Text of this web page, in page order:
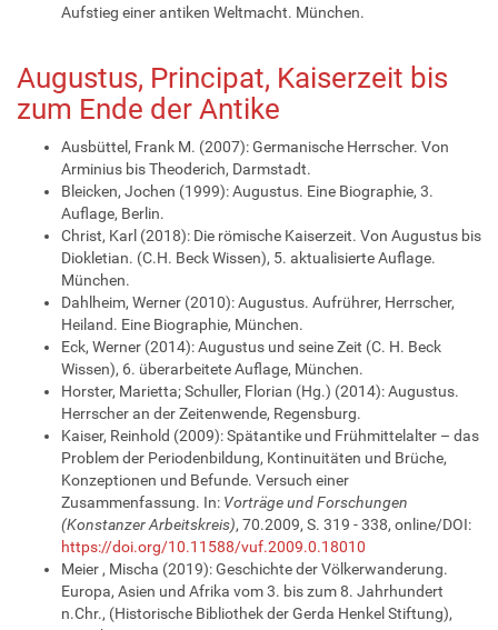
Aufstieg einer antiken Weltmacht. München.
Augustus, Principat, Kaiserzeit bis
zum Ende der Antike
Ausbüttel, Frank M. (2007): Germanische Herrscher. Von
Arminius bis Theoderich, Darmstadt.
Bleicken, Jochen (1999): Augustus. Eine Biographie, 3.
Auflage, Berlin.
Christ, Karl (2018): Die römische Kaiserzeit. Von Augustus bis
Diokletian. (C.H. Beck Wissen), 5. aktualisierte Auflage.
München.
Dahlheim, Werner (2010): Augustus. Aufrührer, Herrscher,
Heiland. Eine Biographie, München.
Eck, Werner (2014): Augustus und seine Zeit (C. H. Beck
Wissen), 6. überarbeitete Auflage, München.
Horster, Marietta; Schuller, Florian (Hg.) (2014): Augustus.
Herrscher an der Zeitenwende, Regensburg.
Kaiser, Reinhold (2009): Spätantike und Frühmittelalter – das
Problem der Periodenbildung, Kontinuitäten und Brüche,
Konzeptionen und Befunde. Versuch einer
Zusammenfassung. In: Vorträge und Forschungen
(Konstanzer Arbeitskreis), 70.2009, S. 319 - 338, online/DOI:
https://doi.org/10.11588/vuf.2009.0.18010
Meier , Mischa (2019): Geschichte der Völkerwanderung.
Europa, Asien und Afrika vom 3. bis zum 8. Jahrhundert
n.Chr., (Historische Bibliothek der Gerda Henkel Stiftung),